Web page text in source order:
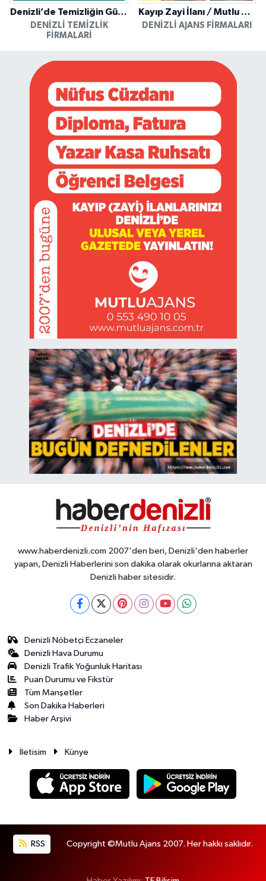
Denizli’de Temizliğin Güvenilir Adresi: Özkan Yerinde Yıkama
DENIZLI TEMIZLIK
FIRMALARI
Kayıp Zayi İlanı / Mutlu Ajans / Denizli
DENIZLI AJANS FIRMALARI
www.haberdenizli.com 2007'den beri, Denizli'den haberler
yapan, Denizli Haberlerini son dakika olarak okurlarına aktaran
Denizli haber sitesidir.
Denizli Nöbetçi Eczaneler
Denizli Hava Durumu
Denizli Trafik Yoğunluk Haritası
Puan Durumu ve Fikstür
Tüm Manşetler
Son Dakika Haberleri
Haber Arşivi
İletisim Künye
RSS Copyright ©Mutlu Ajans 2007. Her hakkı saklıdır.